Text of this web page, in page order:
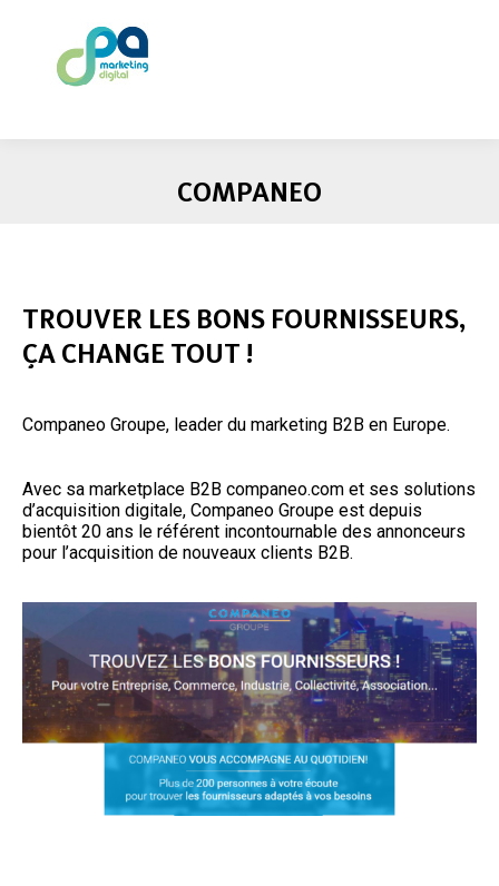
COMPANEO
TROUVER LES BONS FOURNISSEURS,
ÇA CHANGE TOUT !
Companeo Groupe, leader du marketing B2B en Europe.
Avec sa marketplace B2B companeo.com et ses solutions
d’acquisition digitale, Companeo Groupe est depuis
bientôt 20 ans le référent incontournable des annonceurs
pour l’acquisition de nouveaux clients B2B.